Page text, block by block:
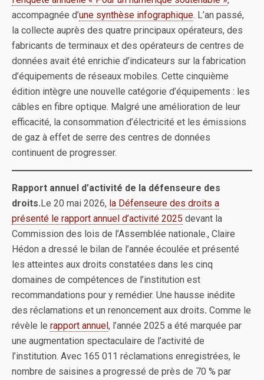
accompagnée d’une synthèse infographique. L’an passé,
la collecte auprès des quatre principaux opérateurs, des
fabricants de terminaux et des opérateurs de centres de
données avait été enrichie d’indicateurs sur la fabrication
d’équipements de réseaux mobiles. Cette cinquième
édition intègre une nouvelle catégorie d’équipements : les
câbles en fibre optique. Malgré une amélioration de leur
efficacité, la consommation d’électricité et les émissions
de gaz à effet de serre des centres de données
continuent de progresser.
Rapport annuel d’activité de la défenseure des
droits.Le 20 mai 2026, la Défenseure des droits a
présenté le rapport annuel d’activité 2025 devant la
Commission des lois de l’Assemblée nationale., Claire
Hédon a dressé le bilan de l’année écoulée et présenté
les atteintes aux droits constatées dans les cinq
domaines de compétences de l’institution est
recommandations pour y remédier. Une hausse inédite
des réclamations et un renoncement aux droits. Comme le
révèle le rapport annuel, l’année 2025 a été marquée par
une augmentation spectaculaire de l’activité de
l’institution. Avec 165 011 réclamations enregistrées, le
nombre de saisines a progressé de près de 70 % par